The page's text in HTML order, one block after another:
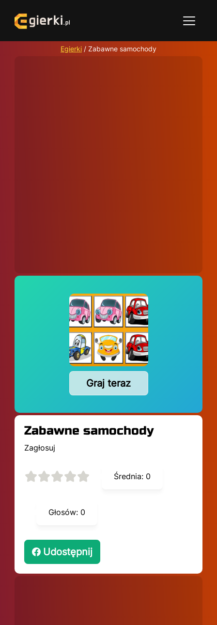
Egierki / Zabawne samochody
Graj teraz
Zabawne samochody
Zagłosuj
Średnia: 0
Głosów: 0
Udostępnij